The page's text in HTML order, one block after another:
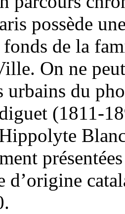
possède
de la
On ne
urbains du
(1811-
d’origine